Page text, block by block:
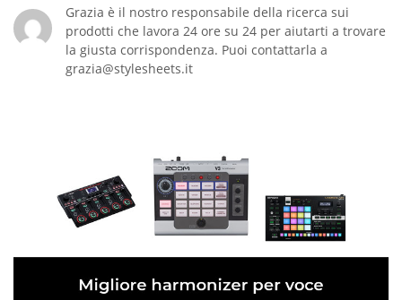
Grazia è il nostro responsabile della ricerca sui
prodotti che lavora 24 ore su 24 per aiutarti a trovare
la giusta corrispondenza. Puoi contattarla a
grazia@stylesheets.it